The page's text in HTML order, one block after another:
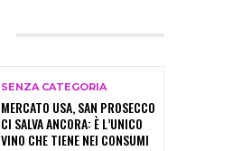
SENZA CATEGORIA
MERCATO USA, SAN PROSECCO
CI SALVA ANCORA: È L’UNICO
VINO CHE TIENE NEI CONSUMI